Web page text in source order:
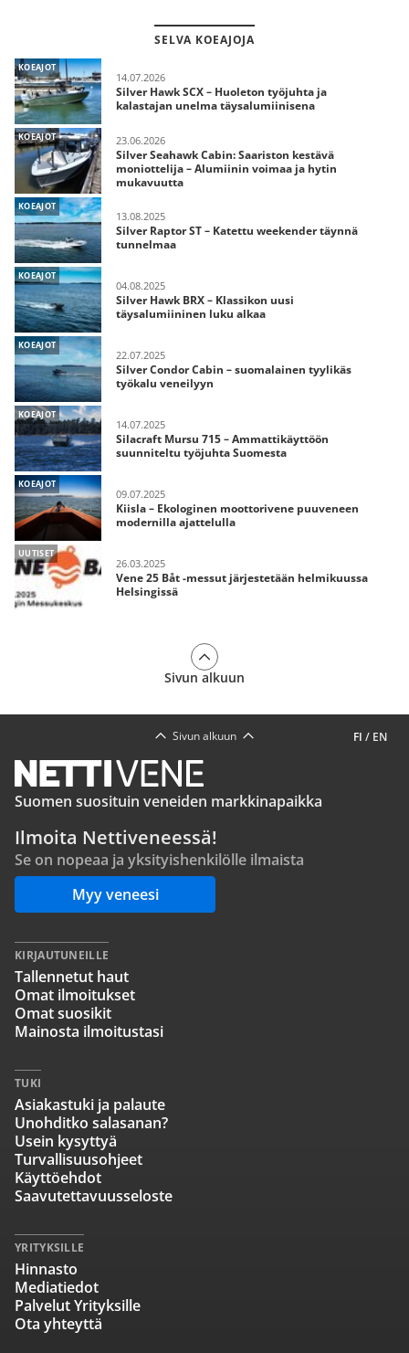
SELVA KOEAJOJA
KOEAJOT
14.07.2026
Silver Hawk SCX – Huoleton työjuhta ja
kalastajan unelma täysalumiinisena
KOEAJOT 23.06.2026
Silver Seahawk Cabin: Saariston kestävä
moniottelija – Alumiinin voimaa ja hytin
mukavuutta
KOEAJOT
13.08.2025
Silver Raptor ST – Katettu weekender täynnä
tunnelmaa
KOEAJOT
04.08.2025
Silver Hawk BRX – Klassikon uusi
täysalumiininen luku alkaa
KOEAJOT
22.07.2025
Silver Condor Cabin – suomalainen tyylikäs
työkalu veneilyyn
KOEAJOT
14.07.2025
Silacraft Mursu 715 – Ammattikäyttöön
suunniteltu työjuhta Suomesta
KOEAJOT
09.07.2025
Kiisla – Ekologinen moottorivene puuveneen
modernilla ajattelulla
UUTISET
26.03.2025
Vene 25 Båt -messut järjestetään helmikuussa
Helsingissä
Sivun alkuun
FI / EN
Sivun alkuun
Suomen suosituin veneiden markkinapaikka
Ilmoita Nettiveneessä!
Se on nopeaa ja yksityishenkilölle ilmaista
Myy veneesi
KIRJAUTUNEILLE
Tallennetut haut
Omat ilmoitukset
Omat suosikit
Mainosta ilmoitustasi
TUKI
Asiakastuki ja palaute
Unohditko salasanan?
Usein kysyttyä
Turvallisuusohjeet
Käyttöehdot
Saavutettavuusseloste
YRITYKSILLE
Hinnasto
Mediatiedot
Palvelut Yrityksille
Ota yhteyttä